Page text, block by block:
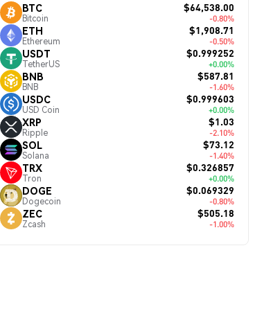
BTC
Bitcoin
$64,538.00
-0.80%
ETH
Ethereum
$1,908.71
-0.50%
USDT
TetherUS
$0.999252
+0.00%
BNB
BNB
$587.81
-1.60%
USDC
USD Coin
$0.999603
+0.00%
XRP
Ripple
$1.03
-2.10%
SOL
Solana
$73.12
-1.40%
TRX
Tron
$0.326857
+0.00%
DOGE
Dogecoin
$0.069329
-0.80%
ZEC
Zcash
$505.18
-1.00%